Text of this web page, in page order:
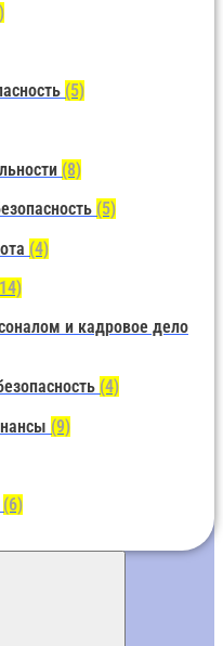
(5)
(8)
(5)
(4)
и кадровое дело
(4)
(9)
(6)